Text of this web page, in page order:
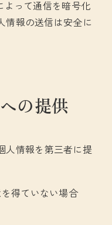
よって通信を暗号化
情報の送信は安全に
の提供
人情報を第三者に提
得ていない場合